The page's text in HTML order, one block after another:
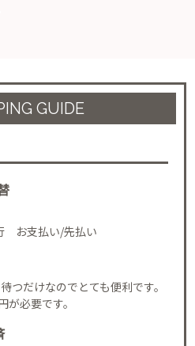
GUIDE
お支払い/先払い
つだけなのでとても便利です。
必要です。